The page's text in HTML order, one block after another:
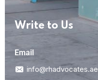
Write to Us
Email
info@rhadvocates.ae